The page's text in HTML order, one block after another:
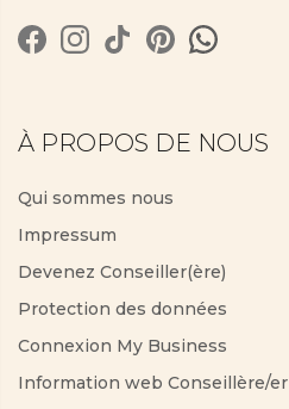
À PROPOS DE NOUS
Qui sommes nous
Impressum
Devenez Conseiller(ère)
Protection des données
Connexion My Business
Information web Conseillère/er